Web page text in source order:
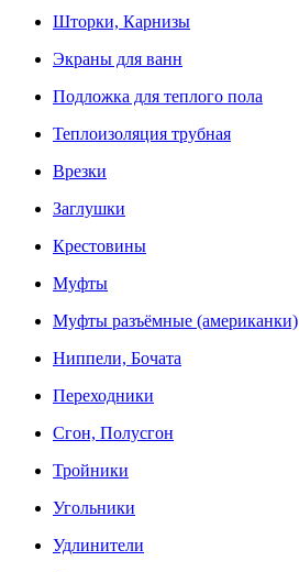
Шторки, Карнизы
Экраны для ванн
Подложка для теплого пола
Теплоизоляция трубная
Врезки
Заглушки
Крестовины
Муфты
Муфты разъёмные (американки)
Ниппели, Бочата
Переходники
Сгон, Полусгон
Тройники
Угольники
Удлинители